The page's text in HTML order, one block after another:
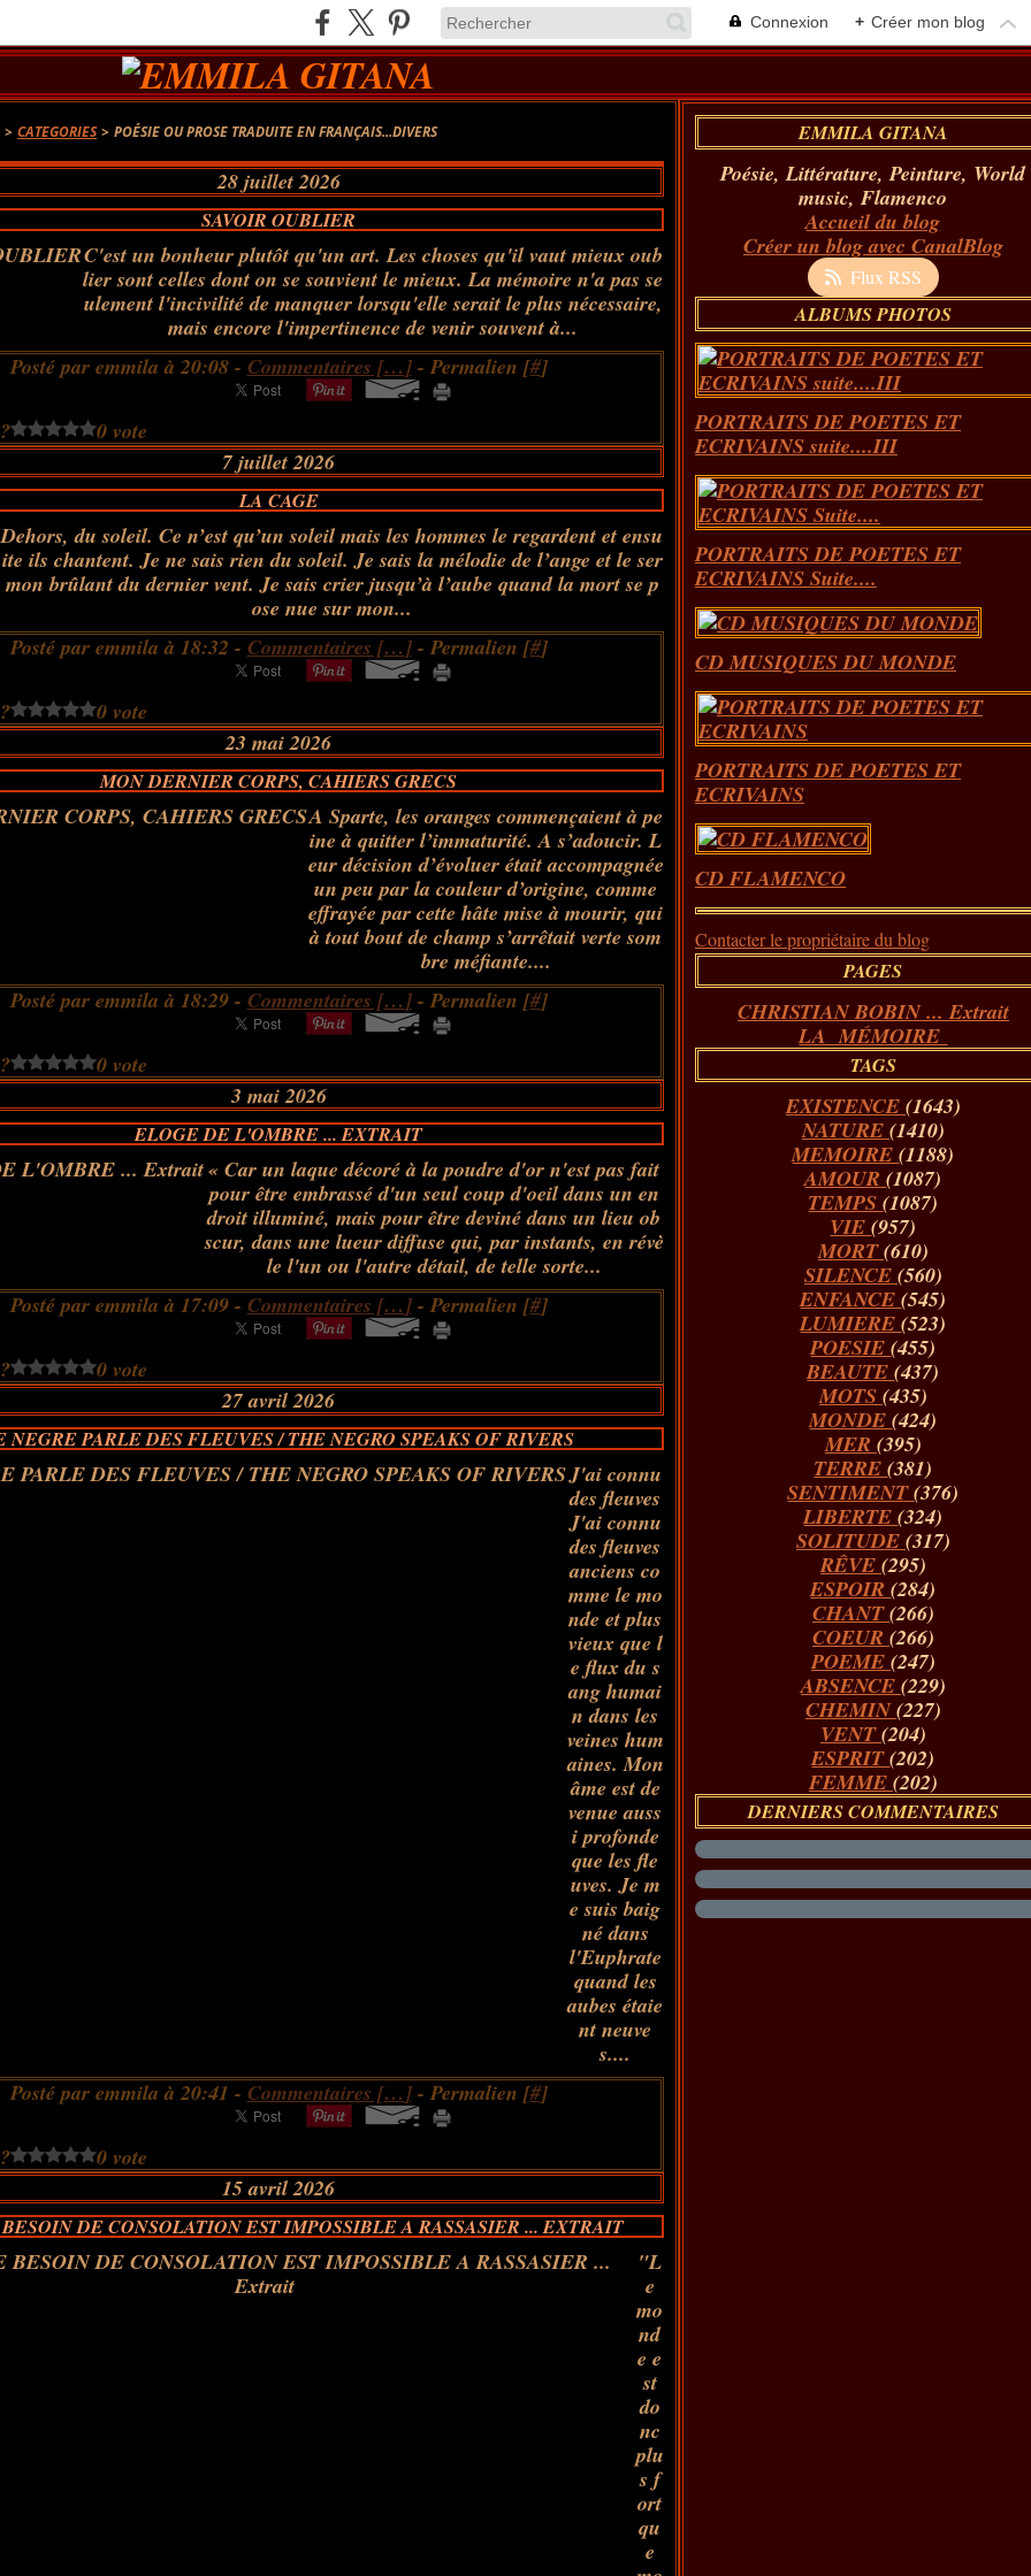
Connexion + Créer mon blog
> CATEGORIES > POÉSIE OU PROSE TRADUITE EN FRANÇAIS...DIVERS
28 juillet 2026
SAVOIR OUBLIER
C'est un bonheur plutôt qu'un art. Les choses qu'il vaut mieux oub
lier sont celles dont on se souvient le mieux. La mémoire n'a pas se
ulement l'incivilité de manquer lorsqu'elle serait le plus nécessaire,
mais encore l'impertinence de venir souvent à...
Posté par emmila à 20:08 - Commentaires […]- Permalien [#]
0 vote
7 juillet 2026
LA CAGE
Dehors, du soleil. Ce n’est qu’un soleil mais les hommes le regardent et ensu
ite ils chantent. Je ne sais rien du soleil. Je sais la mélodie de l’ange et le ser
mon brûlant du dernier vent. Je sais crier jusqu’à l’aube quand la mort se p
ose nue sur mon...
Posté par emmila à 18:32 - Commentaires […]- Permalien [#]
0 vote
23 mai 2026
MON DERNIER CORPS, CAHIERS GRECS
A Sparte, les oranges commençaient à pe
ine à quitter l’immaturité. A s’adoucir. L
eur décision d’évoluer était accompagnée
un peu par la couleur d’origine, comme
effrayée par cette hâte mise à mourir, qui
à tout bout de champ s’arrêtait verte som
bre méfiante....
Posté par emmila à 18:29 - Commentaires […]- Permalien [#]
0 vote
3 mai 2026
ELOGE DE L'OMBRE ... EXTRAIT
« Car un laque décoré à la poudre d'or n'est pas fait
pour être embrassé d'un seul coup d'oeil dans un en
droit illuminé, mais pour être deviné dans un lieu ob
scur, dans une lueur diffuse qui, par instants, en révè
le l'un ou l'autre détail, de telle sorte...
Posté par emmila à 17:09 - Commentaires […]- Permalien [#]
0 vote
27 avril 2026
NEGRE PARLE DES FLEUVES / THE NEGRO SPEAKS OF RIVERS
J'ai connu
des fleuves
J'ai connu
des fleuves
anciens co
mme le mo
nde et plus
vieux que l
e flux du s
ang humai
n dans les
veines hum
aines. Mon
âme est de
venue auss
i profonde
que les fle
uves. Je m
e suis baig
né dans
l'Euphrate
quand les
aubes étaie
nt neuve
s....
Posté par emmila à 20:41 - Commentaires […]- Permalien [#]
0 vote
15 avril 2026
DE CONSOLATION EST IMPOSSIBLE A RASSASIER ... EXTRAIT
"L
e
mo
nd
e e
st
do
nc
plu
s f
ort
qu
e
EMMILA GITANA
Poésie, Littérature, Peinture, World
music, Flamenco
Accueil du blog
Créer un blog avec CanalBlog
Flux RSS
ALBUMS PHOTOS
PORTRAITS DE POETES ET
ECRIVAINS suite....III
PORTRAITS DE POETES ET
ECRIVAINS Suite....
CD MUSIQUES DU MONDE
PORTRAITS DE POETES ET
ECRIVAINS
CD FLAMENCO
Contacter le propriétaire du blog
PAGES
CHRISTIAN BOBIN ... Extrait
LA MÉMOIRE
TAGS
EXISTENCE (1643)
NATURE (1410)
MEMOIRE(1188)
AMOUR(1087)
TEMPS(1087)
VIE(957)
MORT(610)
SILENCE (560)
ENFANCE(545)
LUMIERE(523)
POESIE(455)
BEAUTE(437)
MOTS (435)
MONDE(424)
MER (395)
TERRE(381)
SENTIMENT(376)
LIBERTE(324)
SOLITUDE (317)
RÊVE (295)
ESPOIR(284)
CHANT(266)
COEUR (266)
POEME (247)
ABSENCE (229)
CHEMIN(227)
VENT(204)
ESPRIT(202)
FEMME (202)
DERNIERS COMMENTAIRES